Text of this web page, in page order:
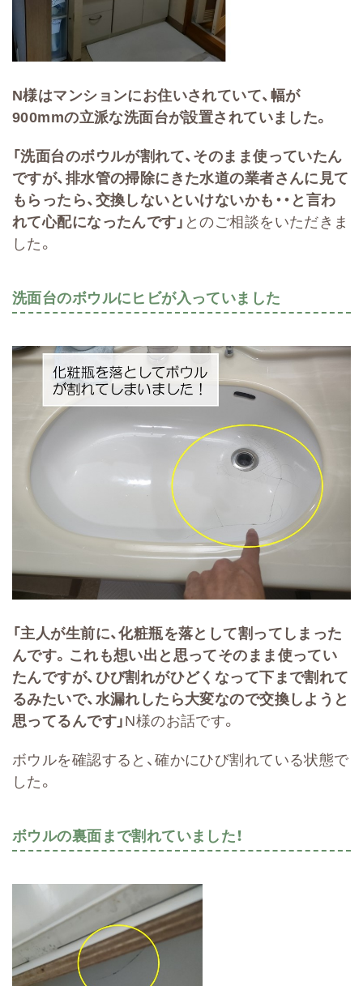
N様はマンションにお住いされていて、幅が
900mmの立派な洗面台が設置されていました。
「洗面台のボウルが割れて、そのまま使っていたん
ですが、排水管の掃除にきた水道の業者さんに見て
もらったら、交換しないといけないかも・・と言わ
れて心配になったんです」 とのご相談をいただきま
した。
洗面台のボウルにヒビが入っていました
「主人が生前に、化粧瓶を落として割ってしまった
んです。これも想い出と思ってそのまま使ってい
たんですが、ひび割れがひどくなって下まで割れて
るみたいで、水漏れしたら大変なので交換しようと
思ってるんです」N様のお話です。
ボウルを確認すると、確かにひび割れている状態で
した。
ボウルの裏面まで割れていました！